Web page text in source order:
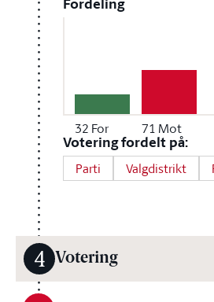
32 For 71 Mot
Votering fordelt på:
Parti Valgdistrikt
4 Votering